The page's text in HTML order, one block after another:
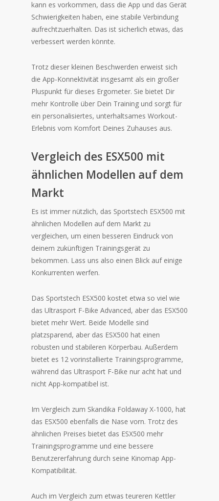
kann es vorkommen, dass die App und das Gerät
Schwierigkeiten haben, eine stabile Verbindung
aufrechtzuerhalten. Das ist sicherlich etwas, das
verbessert werden könnte.
Trotz dieser kleinen Beschwerden erweist sich
die App-Konnektivität insgesamt als ein großer
Pluspunkt für dieses Ergometer. Sie bietet Dir
mehr Kontrolle über Dein Training und sorgt für
ein personalisiertes, unterhaltsames Workout-
Erlebnis vom Komfort Deines Zuhauses aus.
Vergleich des ESX500 mit
ähnlichen Modellen auf dem
Markt
Es ist immer nützlich, das Sportstech ESX500 mit
ähnlichen Modellen auf dem Markt zu
vergleichen, um einen besseren Eindruck von
deinem zukünftigen Trainingsgerät zu
bekommen. Lass uns also einen Blick auf einige
Konkurrenten werfen.
Das Sportstech ESX500 kostet etwa so viel wie
das Ultrasport F-Bike Advanced, aber das ESX500
bietet mehr Wert. Beide Modelle sind
platzsparend, aber das ESX500 hat einen
robusten und stabileren Körperbau. Außerdem
bietet es 12 vorinstallierte Trainingsprogramme,
während das Ultrasport F-Bike nur acht hat und
nicht App-kompatibel ist.
Im Vergleich zum Skandika Foldaway X-1000, hat
das ESX500 ebenfalls die Nase vorn. Trotz des
ähnlichen Preises bietet das ESX500 mehr
Trainingsprogramme und eine bessere
Benutzererfahrung durch seine Kinomap App-
Kompatibilität.
Auch im Vergleich zum etwas teureren Kettler